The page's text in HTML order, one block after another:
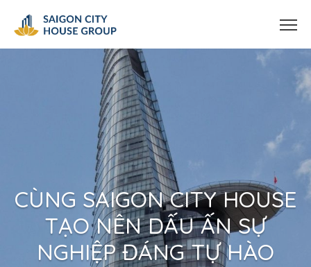
CÙNG SAIGON CITY HOUSE
TẠO NÊN DẤU ẤN SỰ
NGHIỆP ĐÁNG TỰ HÀO